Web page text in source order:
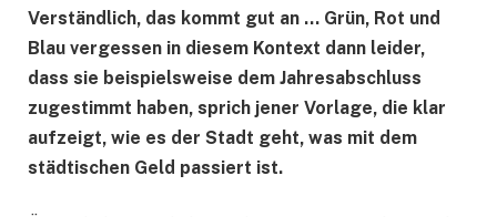
Verständlich, das kommt gut an … Grün, Rot und
Blau vergessen in diesem Kontext dann leider,
dass sie beispielsweise dem Jahresabschluss
zugestimmt haben, sprich jener Vorlage, die klar
aufzeigt, wie es der Stadt geht, was mit dem
städtischen Geld passiert ist.